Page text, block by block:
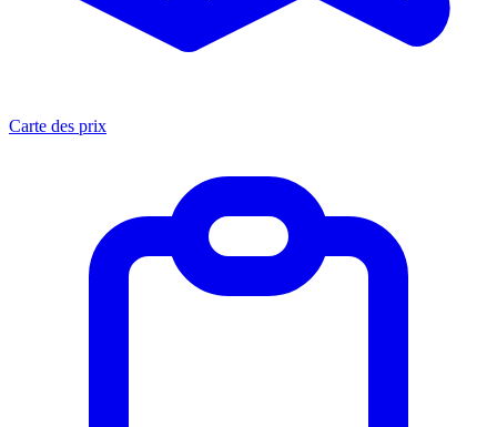
Carte des prix